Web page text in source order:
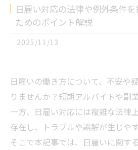
日雇い対応の法律や例外条件
ためのポイント解説
2025/11/13
日雇いの働き方について、不安や
りませんか？短期アルバイトや副
一方、日雇い対応には複雑な法律
存在し、トラブルや誤解が生じや
そこで本記事では、日雇いに関す